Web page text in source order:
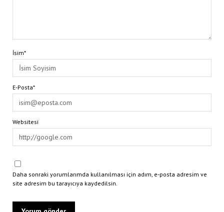
İsim*
E-Posta*
Websitesi
Daha sonraki yorumlarımda kullanılması için adım, e-posta adresim ve
site adresim bu tarayıcıya kaydedilsin.